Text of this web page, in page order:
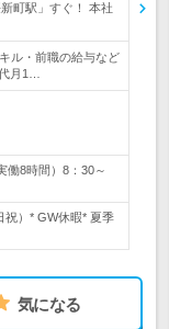
町駅」すぐ！ 本社
ル・前職の給与など
月1…
働8時間）8：30～
祝）* GW休暇* 夏季
気になる